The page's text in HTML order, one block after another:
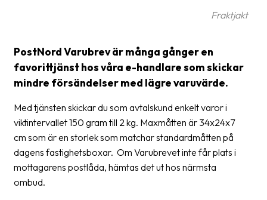
Nedladdningar
Streckkodsläsare
Kundtjänst
Om
företaget
Fraktjakt
PostNord Varubrev är många gånger en
favorittjänst hos våra e-handlare som skickar
mindre försändelser med lägre varuvärde.
Med tjänsten skickar du som avtalskund enkelt varor i
viktintervallet 150 gram till 2 kg. Maxmåtten är 34x24x7
cm som är en storlek som matchar standardmåtten på
dagens fastighetsboxar. Om Varubrevet inte får plats i
mottagarens postlåda, hämtas det ut hos närmsta
ombud.